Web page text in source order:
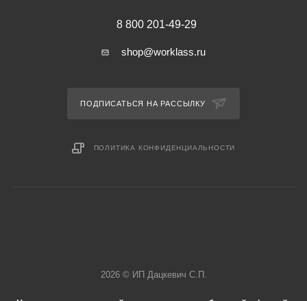
8 800 201-49-29
shop@worklass.ru
ПОДПИСАТЬСЯ НА РАССЫЛКУ
ПОЛИТИКА КОНФИДЕНЦИАЛЬНОСТИ
2026 © ИП Дацкевич С.П.